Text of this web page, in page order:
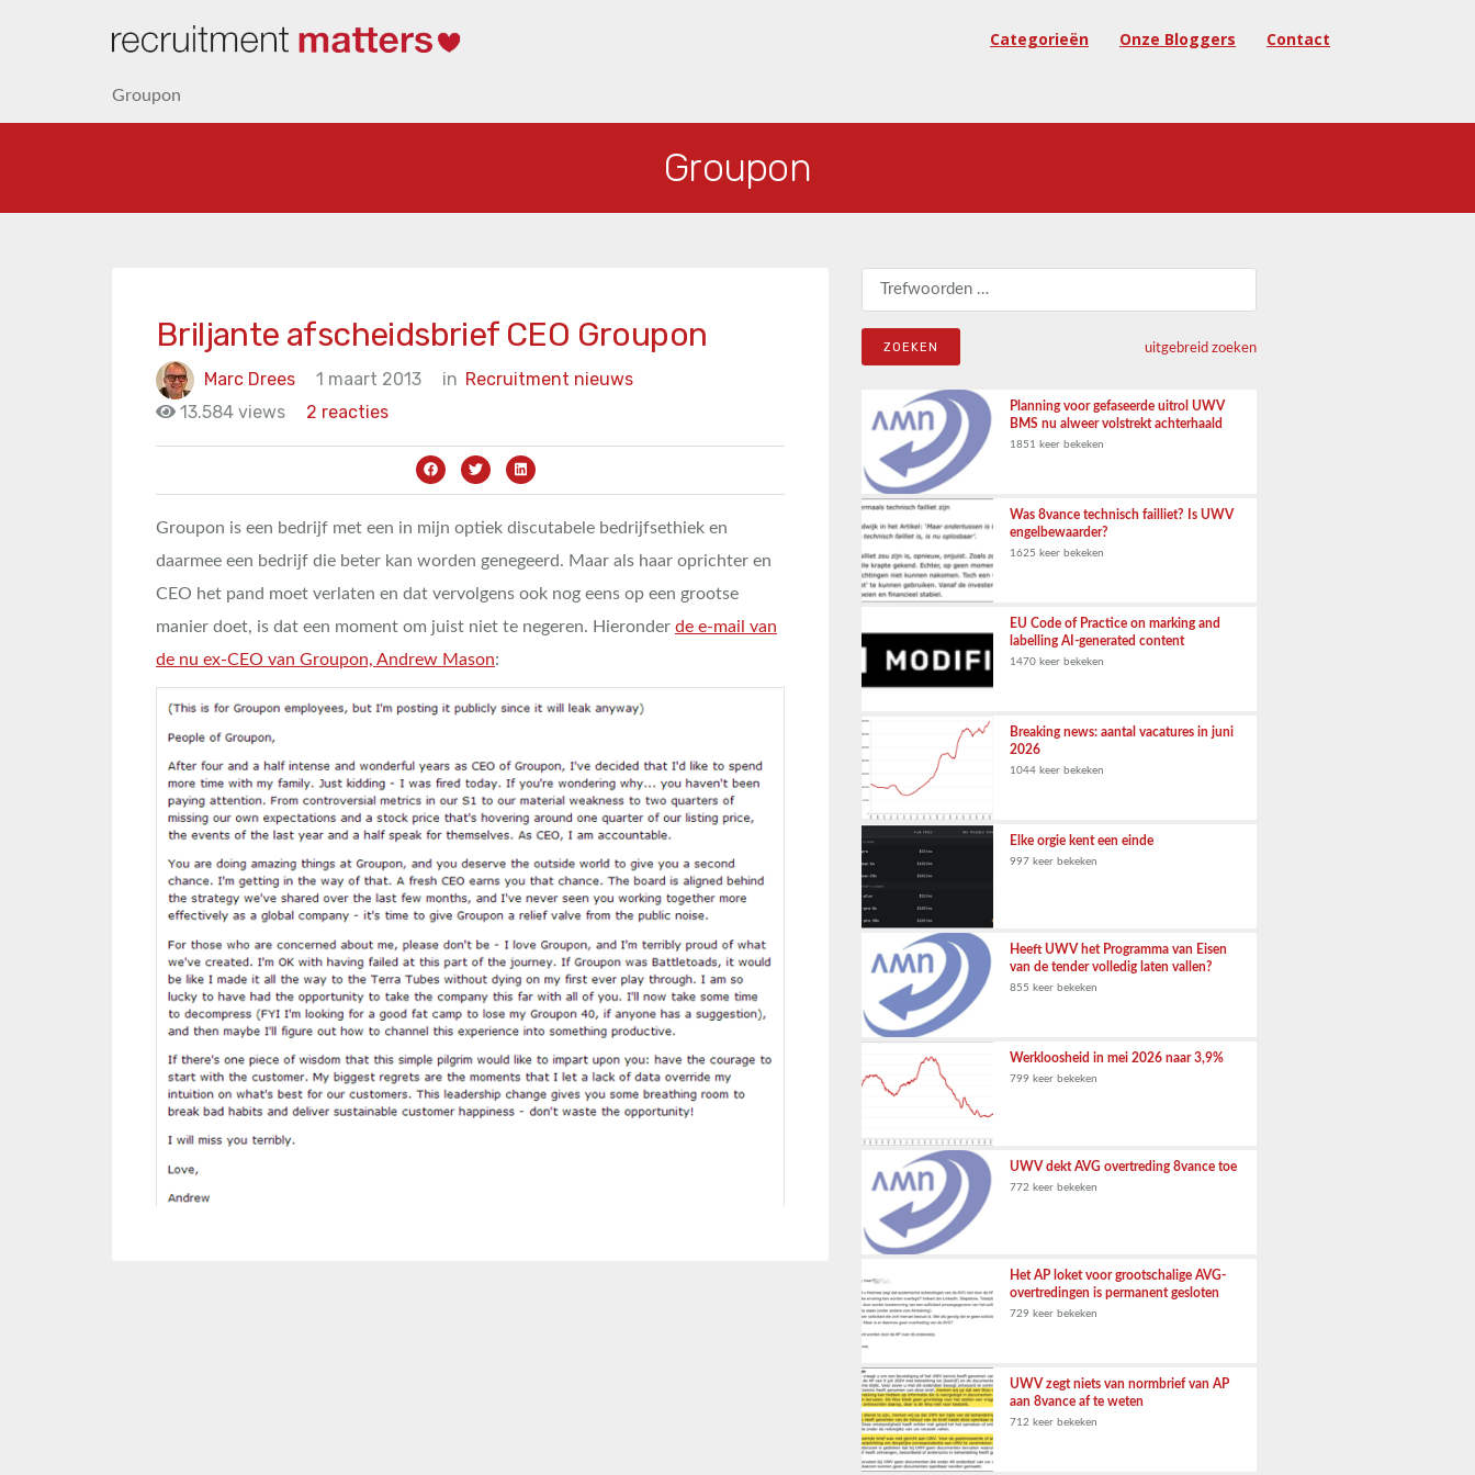
Categorieën Onze Bloggers Contact
Groupon
Groupon
Briljante afscheidsbrief CEO Groupon
Marc Drees 1 maart 2013 in Recruitment nieuws
13.584 views
2 reacties
Groupon is een bedrijf met een in mijn optiek discutabele bedrijfsethiek en
daarmee een bedrijf die beter kan worden genegeerd. Maar als haar oprichter en
CEO het pand moet verlaten en dat vervolgens ook nog eens op een grootse
manier doet, is dat een moment om juist niet te negeren. Hieronder de e-mail van
de nu ex-CEO van Groupon, Andrew Mason:
Zoeken naar:
uitgebreid zoeken
Planning voor gefaseerde uitrol UWV
BMS nu alweer volstrekt achterhaald
1851 keer bekeken
Was 8vance technisch failliet? Is UWV
engelbewaarder?
1625 keer bekeken
EU Code of Practice on marking and
labelling AI-generated content
1470 keer bekeken
Breaking news: aantal vacatures in juni
2026
1044 keer bekeken
Elke orgie kent een einde
997 keer bekeken
Heeft UWV het Programma van Eisen
van de tender volledig laten vallen?
855 keer bekeken
Werkloosheid in mei 2026 naar 3,9%
799 keer bekeken
UWV dekt AVG overtreding 8vance toe
772 keer bekeken
Het AP loket voor grootschalige AVG-
overtredingen is permanent gesloten
729 keer bekeken
UWV zegt niets van normbrief van AP
aan 8vance af te weten
712 keer bekeken